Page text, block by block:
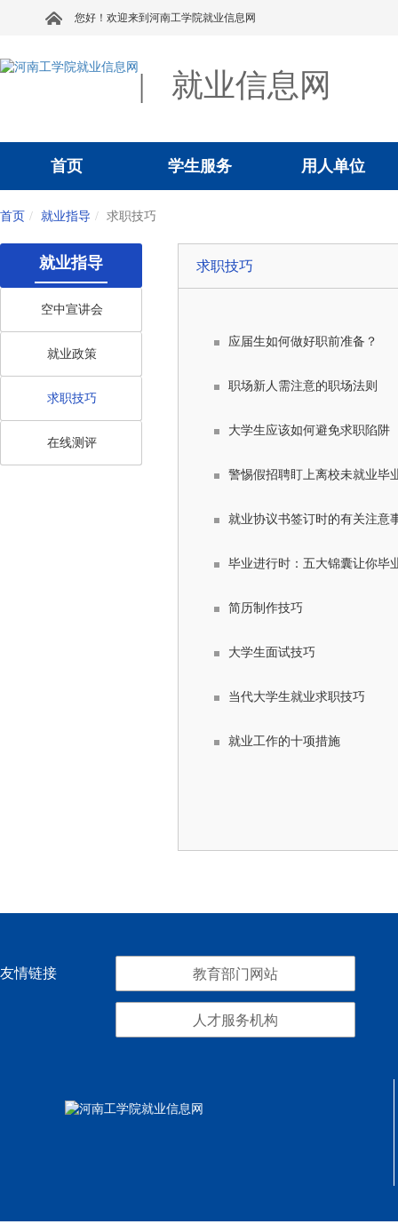
您好！欢迎来到河南工学院就业信息网
| 就业信息网
首页 学生服务 用人单位
首页 就业指导 求职技巧
就业指导
空中宣讲会
就业政策
求职技巧
在线测评
求职技巧
应届生如何做好职前准备？
职场新人需注意的职场法则
大学生应该如何避免求职陷阱
警惕假招聘盯上离校未就业毕
就业协议书签订时的有关注意
毕业进行时：五大锦囊让你毕
简历制作技巧
大学生面试技巧
当代大学生就业求职技巧
就业工作的十项措施
友情链接 教育部门网站
人才服务机构